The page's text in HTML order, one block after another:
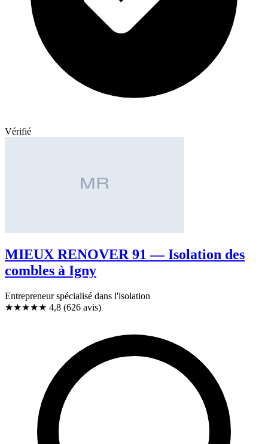
Vérifié
MIEUX RENOVER 91 — Isolation des
combles à Igny
Entrepreneur spécialisé dans l'isolation
★★★★★ 4,8 (626 avis)